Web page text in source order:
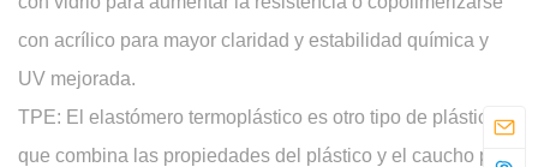
con acrílico para mayor claridad y estabilidad química y
UV mejorada.
TPE: El elastómero termoplástico es otro tipo de plástico
que combina las propiedades del plástico y el caucho para